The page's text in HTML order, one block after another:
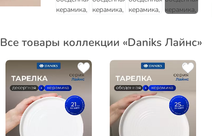
Все товары коллекции «Daniks Лайнс»